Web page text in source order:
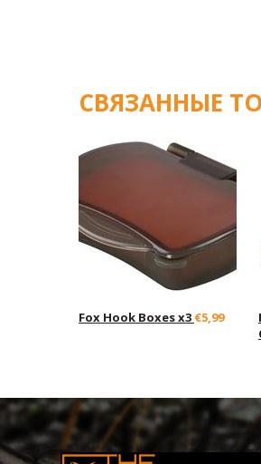
СВЯЗАННЫЕ
Fox Hook Boxes x3 €5,99